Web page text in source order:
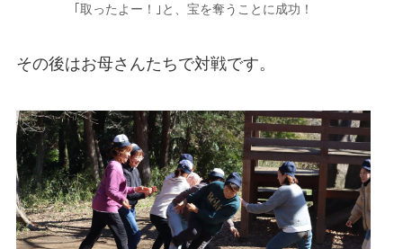
｢取ったよー！｣と、宝を奪うことに成功！
その後はお母さんたちで対戦です。